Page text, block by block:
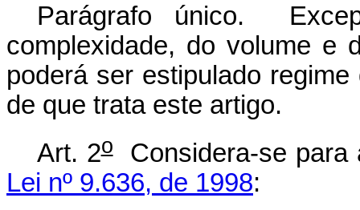
Parágrafo único.
complexidade, do volume e
poderá ser estipulado
de que trata este artigo.
Art. 2oConsidera-se para
Lei nº 9.636, de 1998: